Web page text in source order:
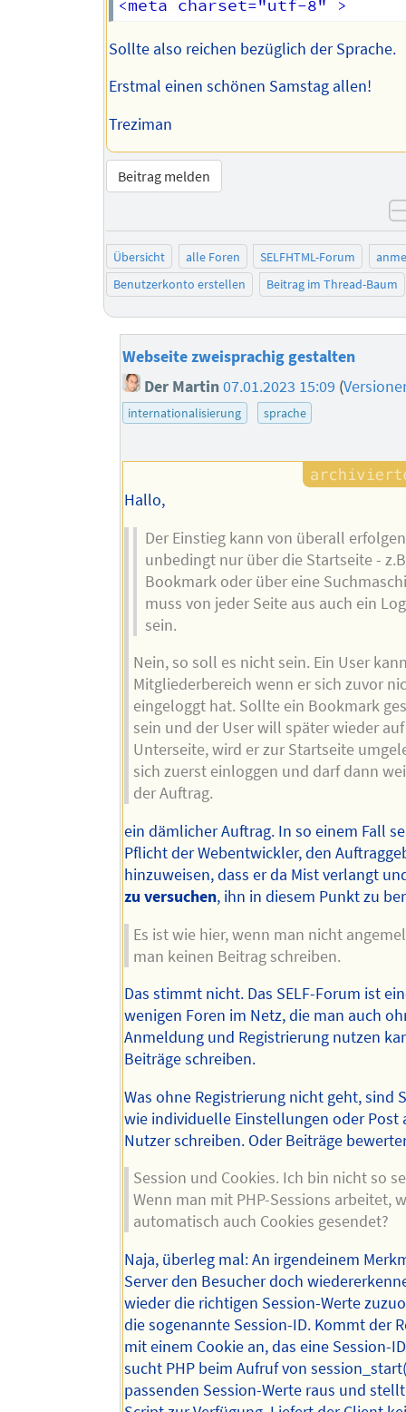
Sollte also reichen bezüglich der Sprache.
Erstmal einen schönen Samstag allen!
Treziman
Beitrag melden
Übersicht alle Foren SELFHTML-Forum
Benutzerkonto erstellen
Beitrag im Thread-Baum
Webseite zweisprachig gestalten
Der Martin07.01.2023 15:09 (
internationalisierung sprache
Hallo,
Der Einstieg kann von überall
unbedingt nur über die Startseite -
Bookmark oder über eine
muss von jeder Seite aus auch ein
sein.
Nein, so soll es nicht sein. Ein User
Mitgliederbereich wenn er sich zuvor
eingeloggt hat. Sollte ein Bookmark
sein und der User will später wieder
Unterseite, wird er zur Startseite
sich zuerst einloggen und darf dann
der Auftrag.
ein dämlicher Auftrag. In so einem Fall
Pflicht der Webentwickler, den
hinzuweisen, dass er da Mist verlangt
zu versuchen, ihn in diesem Punkt zu
Es ist wie hier, wenn man nicht
man keinen Beitrag schreiben.
Das stimmt nicht. Das SELF-Forum ist
wenigen Foren im Netz, die man auch
Anmeldung und Registrierung nutzen
Beiträge schreiben.
Was ohne Registrierung nicht geht, sind
wie individuelle Einstellungen oder Post
Nutzer schreiben. Oder Beiträge
Session und Cookies. Ich bin nicht so
Wenn man mit PHP-Sessions arbeitet,
automatisch auch Cookies gesendet?
Naja, überleg mal: An irgendeinem
Server den Besucher doch
wieder die richtigen Session-Werte
die sogenannte Session-ID. Kommt der
mit einem Cookie an, das eine Session-
sucht PHP beim Aufruf von
passenden Session-Werte raus und